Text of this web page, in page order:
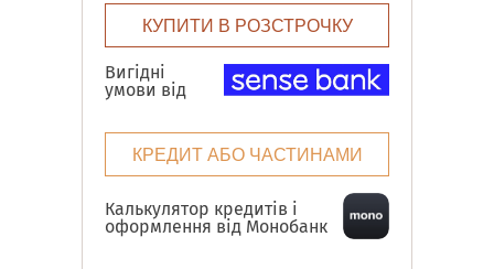
КУПИТИ В РОЗСТРОЧКУ
Вигідні
умови від
КРЕДИТ АБО ЧАСТИНАМИ
Калькулятор кредитів і
оформлення від Монобанк